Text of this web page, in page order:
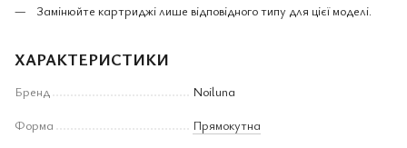
Замінюйте картриджі лише відповідного типу для цієї моделі.
ХАРАКТЕРИСТИКИ
Бренд
Noiluna
Форма
Прямокутна